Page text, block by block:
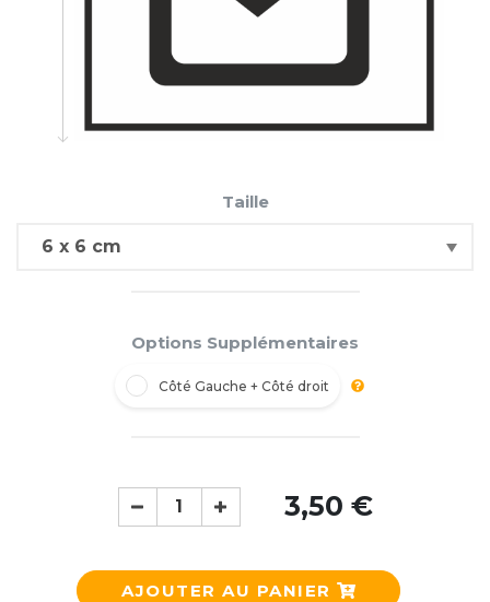
Taille
Options Supplémentaires
Côté Gauche + Côté droit
3,50 €
AJOUTER AU PANIER